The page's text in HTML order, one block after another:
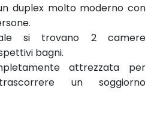
duplex molto moderno con
si trovano 2 camere
bagni.
attrezzata per
un soggiorno